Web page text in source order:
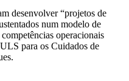
desenvolver “projetos de
num modelo de
operacionais
para os Cuidados de